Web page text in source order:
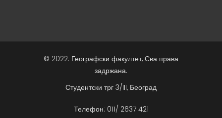
© 2022. Географски факултет, Сва права
задржана.
Студентски трг 3/III, Београд
Телефон: 011/ 2637 421